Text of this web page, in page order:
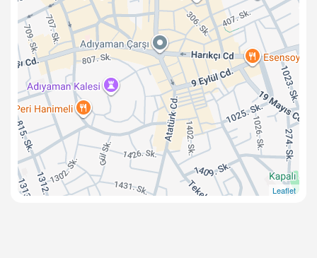
Leaflet